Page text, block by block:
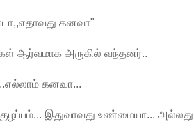
கனவா"
ஆர்வமாக அருகில் வந்தனர்..
கனவா...
குழப்பம்... இதுவாவது உண்மையா...